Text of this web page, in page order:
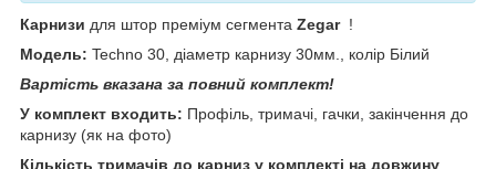
Карнизи для штор преміум сегмента Zegar!
Модель: Techno 30, діаметр карнизу 30мм., колір Білий
Вартість вказана за повний комплект!
У комплект входить: Профіль, тримачі, гачки, закінчення до
карнизу (як на фото)
Кількість тримачів до карниз у комплекті на довжину